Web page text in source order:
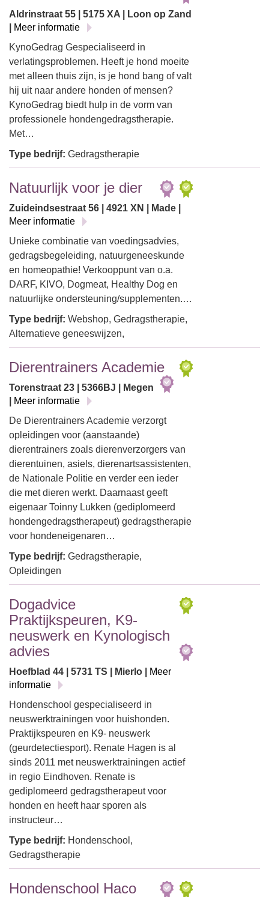
Aldrinstraat 55 | 5175 XA | Loon op Zand
Meer informatie
KynoGedrag Gespecialiseerd in
verlatingsproblemen. Heeft je hond moeite
met alleen thuis zijn, is je hond bang of valt
hij uit naar andere honden of mensen?
KynoGedrag biedt hulp in de vorm van
professionele hondengedragstherapie.
Met…
Type bedrijf: Gedragstherapie
Natuurlijk voor je dier
Zuideindsestraat 56 | 4921 XN | Made |
Meer informatie
Unieke combinatie van voedingsadvies,
gedragsbegeleiding, natuurgeneeskunde
en homeopathie! Verkooppunt van o.a.
DARF, KIVO, Dogmeat, Healthy Dog en
natuurlijke ondersteuning/supplementen.…
Type bedrijf: Webshop, Gedragstherapie,
Alternatieve geneeswijzen,
Dierentrainers Academie
Torenstraat 23 | 5366BJ | Megen
Meer informatie
De Dierentrainers Academie verzorgt
opleidingen voor (aanstaande)
dierentrainers zoals dierenverzorgers van
dierentuinen, asiels, dierenartsassistenten,
de Nationale Politie en verder een ieder
die met dieren werkt. Daarnaast geeft
eigenaar Toinny Lukken (gediplomeerd
hondengedragstherapeut) gedragstherapie
voor hondeneigenaren…
Type bedrijf: Gedragstherapie,
Opleidingen
Dogadvice
Praktijkspeuren, K9-
neuswerk en Kynologisch
advies
Hoefblad 44 | 5731 TS | Mierlo |
Meer
informatie
Hondenschool gespecialiseerd in
neuswerktrainingen voor huishonden.
Praktijkspeuren en K9- neuswerk
(geurdetectiesport). Renate Hagen is al
sinds 2011 met neuswerktrainingen actief
in regio Eindhoven. Renate is
gediplomeerd gedragstherapeut voor
honden en heeft haar sporen als
instructeur…
Type bedrijf: Hondenschool,
Gedragstherapie
Hondenschool Haco